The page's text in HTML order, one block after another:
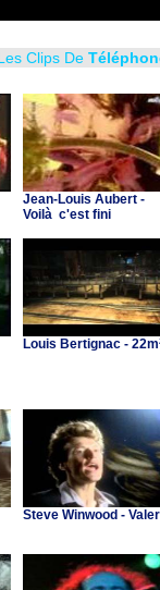
Clips De
Jean-Louis Aubert -
Voilà c'est fini
Louis Bertignac -
Steve Winwood -